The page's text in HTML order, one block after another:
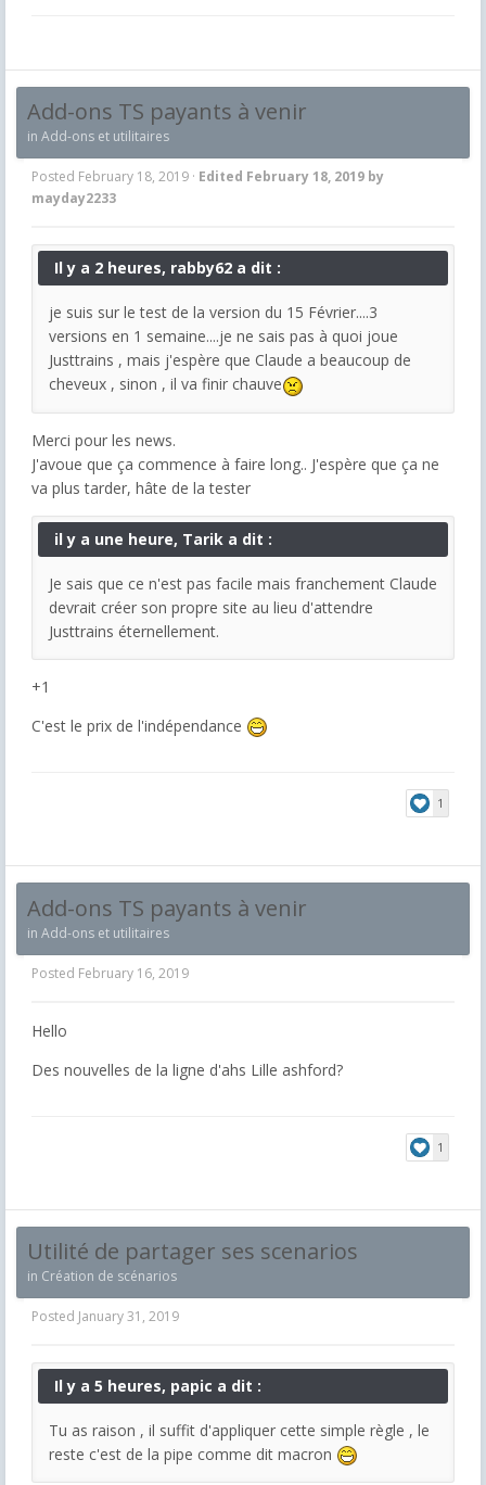
Add-ons TS payants à venir
in Add-ons et utilitaires
Posted February 18, 2019 · Edited February 18, 2019 by
mayday2233
Il y a 2 heures, rabby62 a dit :
je suis sur le test de la version du 15 Février....3
versions en 1 semaine....je ne sais pas à quoi joue
Justtrains , mais j'espère que Claude a beaucoup de
cheveux , sinon , il va finir chauve
Merci pour les news.
J'avoue que ça commence à faire long.. J'espère que ça ne
va plus tarder, hâte de la tester
il y a une heure, Tarik a dit :
Je sais que ce n'est pas facile mais franchement Claude
devrait créer son propre site au lieu d'attendre
Justtrains éternellement.
+1
C'est le prix de l'indépendance
1
Add-ons TS payants à venir
in Add-ons et utilitaires
Posted February 16, 2019
Hello
Des nouvelles de la ligne d'ahs Lille ashford?
1
Utilité de partager ses scenarios
in Création de scénarios
Posted January 31, 2019
Il y a 5 heures, papic a dit :
Tu as raison , il suffit d'appliquer cette simple règle , le
reste c'est de la pipe comme dit macron